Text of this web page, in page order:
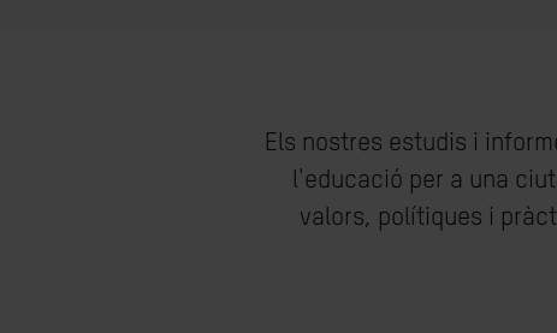
Els nostres estudis i
l'educació per a una
valors, polítiques i